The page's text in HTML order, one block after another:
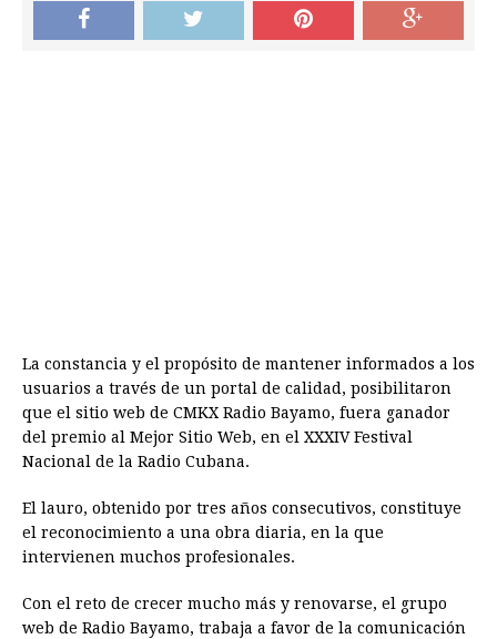
La constancia y el propósito de mantener informados a los
usuarios a través de un portal de calidad, posibilitaron
que el sitio web de CMKX Radio Bayamo, fuera ganador
del premio al Mejor Sitio Web, en el XXXIV Festival
Nacional de la Radio Cubana.
El lauro, obtenido por tres años consecutivos, constituye
el reconocimiento a una obra diaria, en la que
intervienen muchos profesionales.
Con el reto de crecer mucho más y renovarse, el grupo
web de Radio Bayamo, trabaja a favor de la comunicación